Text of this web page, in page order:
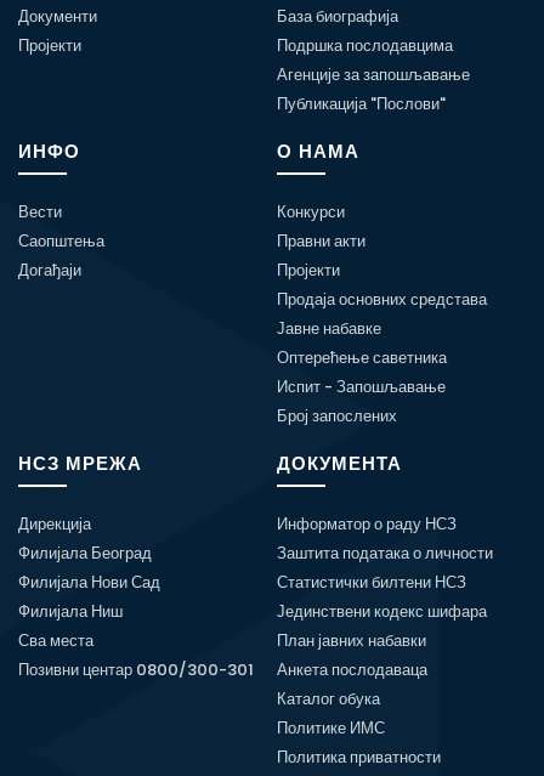
Документи
Пројекти
База биографија
Подршка послодавцима
Агенције за запошљавање
Публикација "Послови"
ИНФО
Вести
Саопштења
Догађаји
О НАМА
Конкурси
Правни акти
Пројекти
Продаја основних средстава
Јавне набавке
Оптерећење саветника
Испит - Запошљавање
Број запослених
НСЗ МРЕЖА
Дирекција
Филијала Београд
Филијала Нови Сад
Филијала Ниш
Сва места
Позивни центар 0800/300-301
ДОКУМЕНТА
Информатор о раду НСЗ
Заштита података о личности
Статистички билтени НСЗ
Јединствени кодекс шифара
План јавних набавки
Анкета послодаваца
Каталог обука
Политике ИМС
Политика приватности